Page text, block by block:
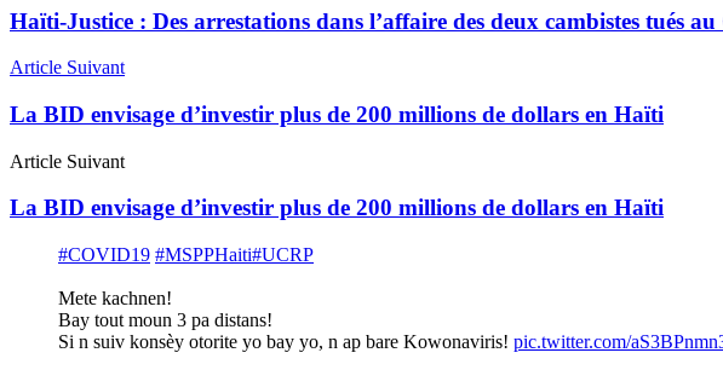
Haïti-Justice : Des arrestations dans l’affaire des deux cambistes tués
Article Suivant
La BID envisage d’investir plus de 200 millions de dollars en Haïti
Article Suivant
La BID envisage d’investir plus de 200 millions de dollars en Haïti
#COVID19 #MSPPHaiti#UCRP
Mete kachnen!
Bay tout moun 3 pa distans!
Si n suiv konsèy otorite yo bay yo, n ap bare Kowonaviris! pic.twitter.com/